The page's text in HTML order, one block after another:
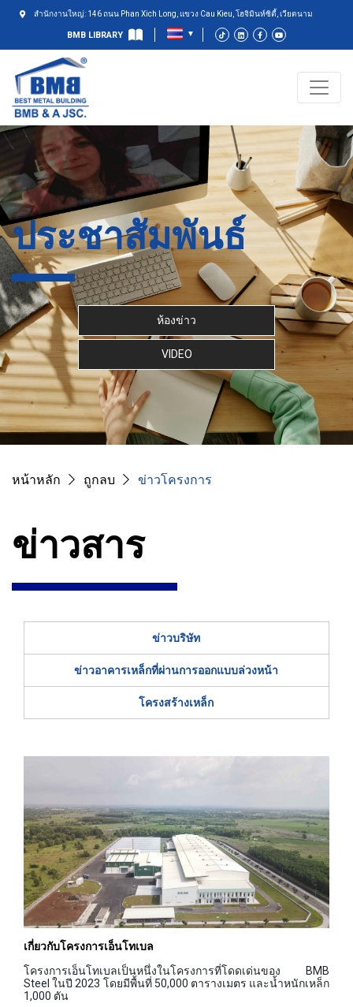
สำนักงานใหญ่: 146 ถนน Phan Xich Long, แขวง Cau Kieu, โฮจิมินห์ซิตี้, เวียดนาม
BMB LIBRARY
ประชาสัมพันธ์
ห้องข่าว
VIDEO
หน้าหลัก ถูกลบ ข่าวโครงการ
ข่าวสาร
ข่าวบริษัท
ข่าวอาคารเหล็กที่ผ่านการออกแบบล่วงหน้า
โครงสร้างเหล็ก
เกี่ยวกับโครงการเอ็นโทเบล
โครงการเอ็นโทเบลเป็นหนึ่งในโครงการที่โดดเด่นของ BMB
Steel ในปี 2023 โดยมีพื้นที่ 50,000 ตารางเมตร และน้ำหนักเหล็ก
1,000 ตัน